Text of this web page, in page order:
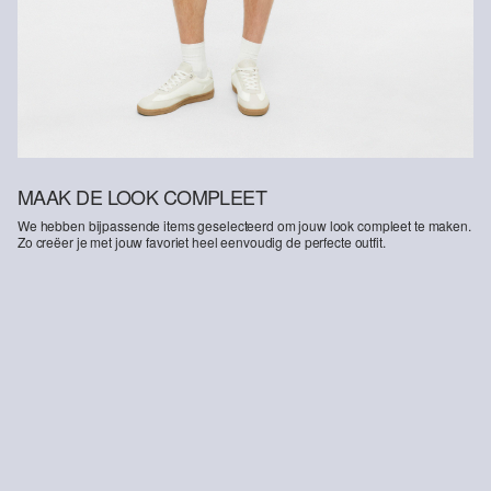
MAAK DE LOOK COMPLEET
We hebben bijpassende items geselecteerd om jouw look compleet te maken.
Zo creëer je met jouw favoriet heel eenvoudig de perfecte outfit.